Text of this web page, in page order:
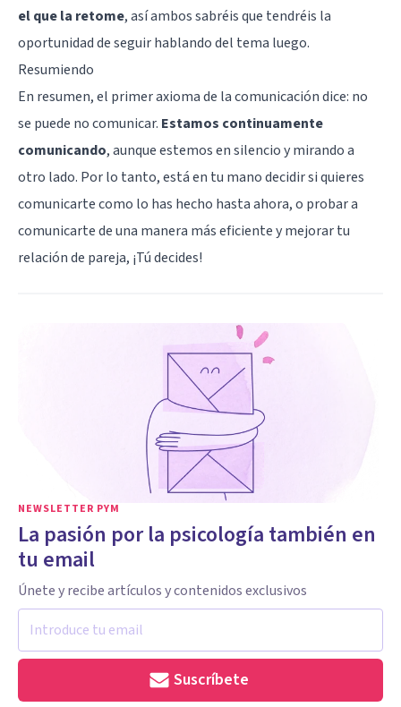
el que la retome, así ambos sabréis que tendréis la
oportunidad de seguir hablando del tema luego.
Resumiendo
En resumen, el primer axioma de la comunicación dice: no
se puede no comunicar. Estamos continuamente
comunicando, aunque estemos en silencio y mirando a
otro lado. Por lo tanto, está en tu mano decidir si quieres
comunicarte como lo has hecho hasta ahora, o probar a
comunicarte de una manera más eficiente y mejorar tu
relación de pareja, ¡Tú decides!
NEWSLETTER PYM
La pasión por la psicología también en
tu email
Únete y recibe artículos y contenidos exclusivos
Suscríbete